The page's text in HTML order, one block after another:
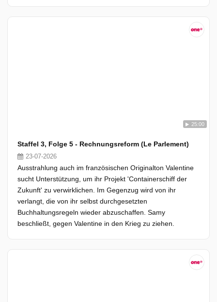
25:00
Staffel 3, Folge 5 - Rechnungsreform (Le Parlement)
23-07-2026
Ausstrahlung auch im französischen Originalton Valentine
sucht Unterstützung, um ihr Projekt 'Containerschiff der
Zukunft' zu verwirklichen. Im Gegenzug wird von ihr
verlangt, die von ihr selbst durchgesetzten
Buchhaltungsregeln wieder abzuschaffen. Samy
beschließt, gegen Valentine in den Krieg zu ziehen.